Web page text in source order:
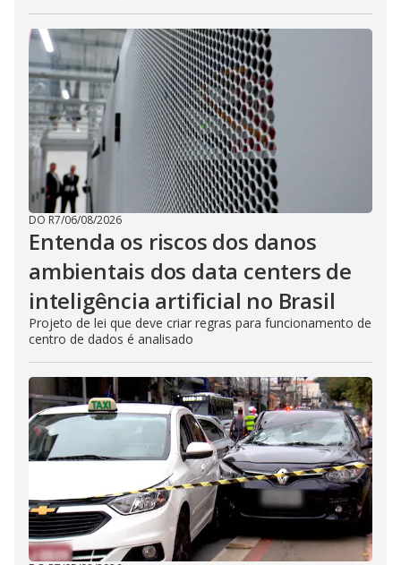
DO R7/06/08/2026
Entenda os riscos dos danos
ambientais dos data centers de
inteligência artificial no Brasil
Projeto de lei que deve criar regras para funcionamento de
centro de dados é analisado